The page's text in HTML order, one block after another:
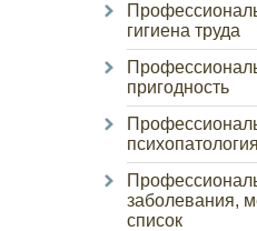
гигиена труда
пригодность
психопатология
заболевания,
список